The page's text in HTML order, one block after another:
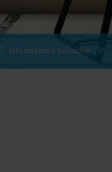
Informazioni tecniche